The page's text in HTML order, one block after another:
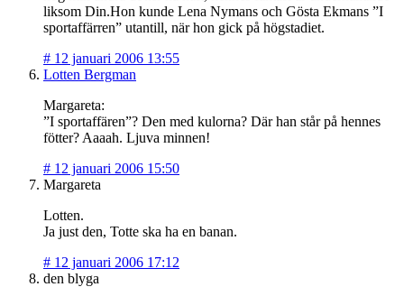
liksom Din.Hon kunde Lena Nymans och Gösta Ekmans ”I
sportaffärren” utantill, när hon gick på högstadiet.
# 12 januari 2006 13:55
Lotten Bergman
Margareta:
”I sportaffären”? Den med kulorna? Där han står på hennes
fötter? Aaaah. Ljuva minnen!
# 12 januari 2006 15:50
Margareta
Lotten.
Ja just den, Totte ska ha en banan.
# 12 januari 2006 17:12
den blyga